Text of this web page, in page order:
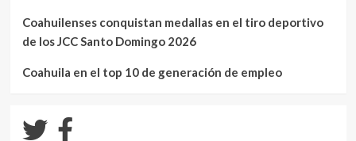
Coahuilenses conquistan medallas en el tiro deportivo
de los JCC Santo Domingo 2026
Coahuila en el top 10 de generación de empleo